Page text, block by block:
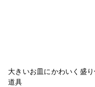
大きいお皿にかわいく盛
道具